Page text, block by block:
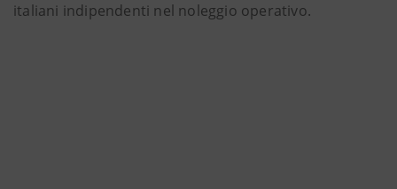
italiani indipendenti nel noleggio operativo.